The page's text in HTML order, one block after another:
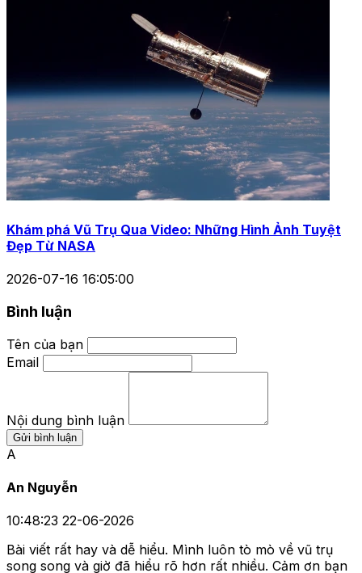
Khám phá Vũ Trụ Qua Video: Những Hình Ảnh Tuyệt
Đẹp Từ NASA
2026-07-16 16:05:00
Bình luận
Tên của bạn
Email
Nội dung bình luận
Gửi bình luận
A
An Nguyễn
10:48:23 22-06-2026
Bài viết rất hay và dễ hiểu. Mình luôn tò mò về vũ trụ
song song và giờ đã hiểu rõ hơn rất nhiều. Cảm ơn bạn